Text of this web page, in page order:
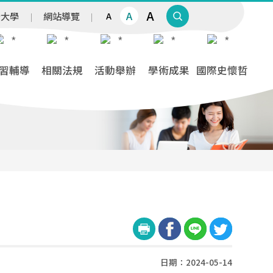
學 網站導覽 A A A
輔導 相關法規 活動舉辦 學術成果 國際史懷哲
日期：2024-05-14